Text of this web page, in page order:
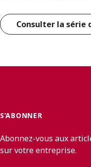
Consulter la série
S’ABONNER
Abonnez-vous aux
sur votre entreprise.